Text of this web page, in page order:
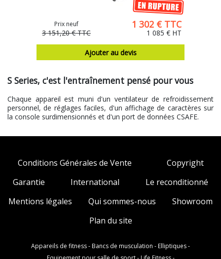
Prix neuf
3 151,20 €TTC
1 302 € TTC
1 085 € HT
Ajouter au devis
S Series, c'est l'entraînement pensé pour vous
Chaque appareil est muni d'un ventilateur de refroidissement
personnel, de réglages faciles, d'un affichage de caractères sur
la console surdimensionnés et d'un port de données CSAFE.
Conditions Générales de Vente
Copyright
Garantie
International
Le reconditionné
Mentions légales
Qui sommes-nous
Showroom
Plan du site
Appareils de fitness-Bancs de musculation -Elliptiques-